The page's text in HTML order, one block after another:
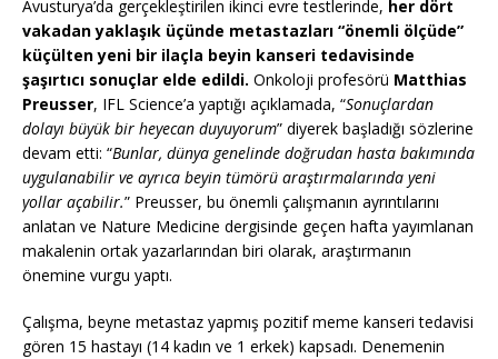
Avusturya’da gerçekleştirilen ikinci evre testlerinde, her dört
vakadan yaklaşık üçünde metastazları “önemli ölçüde”
küçülten yeni bir ilaçla beyin kanseri tedavisinde
şaşırtıcı sonuçlar elde edildi. Onkoloji profesörü Matthias
Preusser, IFL Science’a yaptığı açıklamada, “Sonuçlardan
dolayı büyük bir heyecan duyuyorum” diyerek başladığı sözlerine
devam etti: “Bunlar, dünya genelinde doğrudan hasta bakımında
uygulanabilir ve ayrıca beyin tümörü araştırmalarında yeni
yollar açabilir.” Preusser, bu önemli çalışmanın ayrıntılarını
anlatan ve Nature Medicine dergisinde geçen hafta yayımlanan
makalenin ortak yazarlarından biri olarak, araştırmanın
önemine vurgu yaptı.
Çalışma, beyne metastaz yapmış pozitif meme kanseri tedavisi
gören 15 hastayı (14 kadın ve 1 erkek) kapsadı. Denemenin